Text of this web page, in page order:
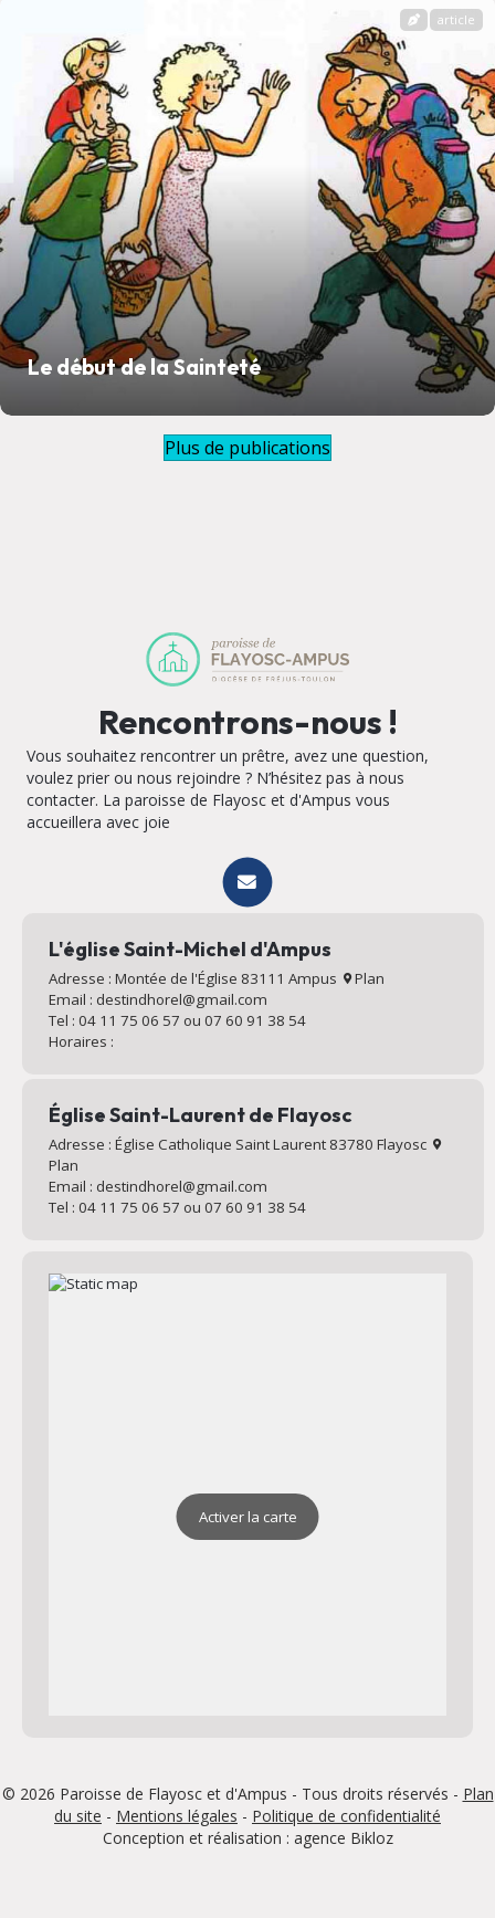
Le début de la Sainteté
article
Plus de publications
Rencontrons-nous !
Vous souhaitez rencontrer un prêtre, avez une question,
voulez prier ou nous rejoindre ? N’hésitez pas à nous
contacter. La paroisse de Flayosc et d'Ampus vous
accueillera avec joie
L'église Saint-Michel d'Ampus
Adresse : Montée de l'Église 83111 Ampus
Plan
Email : destindhorel@gmail.com
Tel : 04 11 75 06 57 ou 07 60 91 38 54
Horaires :
Église Saint-Laurent de Flayosc
Adresse : Église Catholique Saint Laurent 83780 Flayosc
Plan
Email : destindhorel@gmail.com
Tel : 04 11 75 06 57 ou 07 60 91 38 54
Activer la carte
© 2026 Paroisse de Flayosc et d'Ampus - Tous droits réservés - Plan
du site - Mentions légales - Politique de confidentialité
Conception et réalisation : agence Bikloz